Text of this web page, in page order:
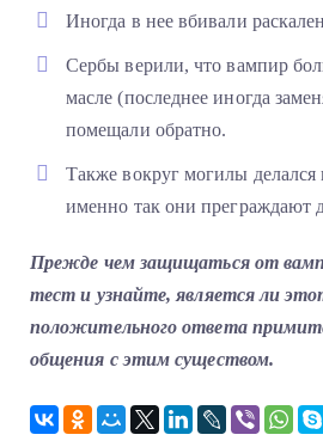
Иногда в нее вбивали
Сербы верили, что вампир
масле (последнее иногда
помещали обратно.
Также вокруг могилы
именно так они преграждают
Прежде чем защищаться от
тест и узнайте, является ли
положительного ответа
общения с этим существом.